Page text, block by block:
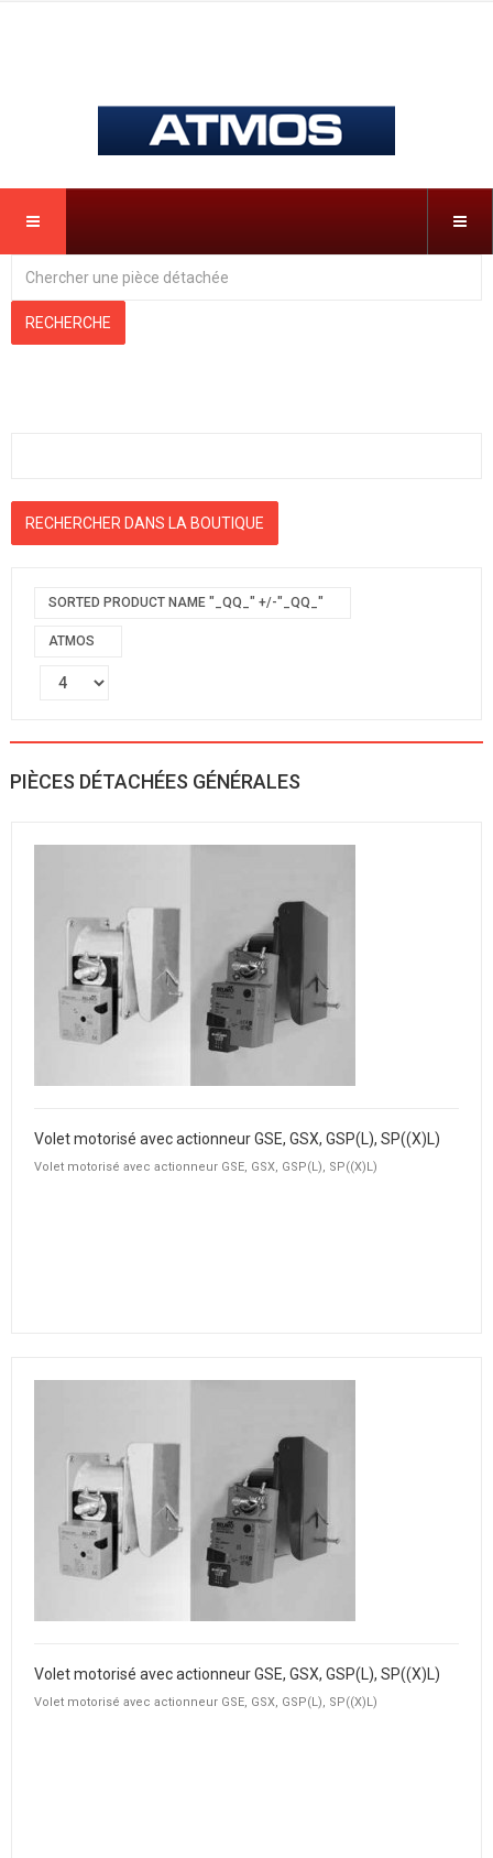
SORTED PRODUCT NAME "_QQ_" +/-"_QQ_"
ATMOS
PIÈCES DÉTACHÉES GÉNÉRALES
Volet motorisé avec actionneur GSE, GSX, GSP(L), SP((X)L)
Volet motorisé avec actionneur GSE, GSX, GSP(L), SP((X)L)
Volet motorisé avec actionneur GSE, GSX, GSP(L), SP((X)L)
Volet motorisé avec actionneur GSE, GSX, GSP(L), SP((X)L)